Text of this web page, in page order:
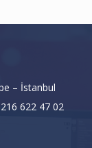
– İstanbul
622 47 02